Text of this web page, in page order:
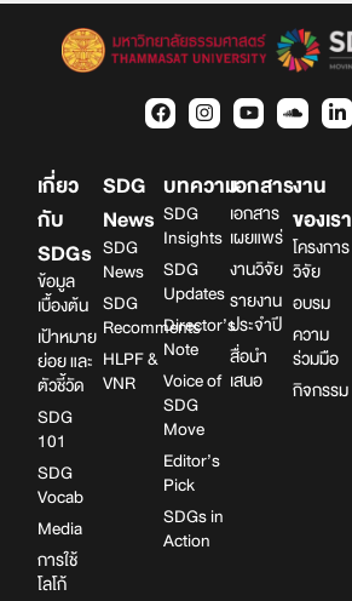
เกี่ยว
กับ
SDGs
ข้อมูล
เบื้องต้น
เป้าหมาย
ย่อย และ
ตัวชี้วัด
SDG
101
SDG
Vocab
Media
การใช้
โลโก้
SDG
News
SDG
News
SDG
Recomments
HLPF &
VNR
บทความ
SDG
Insights
SDG
Updates
Director’s
Note
Voice of
SDG
Move
Editor’s
Pick
SDGs in
Action
เอกสาร
เอกสาร
เผยแพร่
งานวิจัย
รายงาน
ประจำปี
สื่อนำ
เสนอ
งาน
ของเรา
โครงการ
วิจัย
อบรม
ความ
ร่วมมือ
กิจกรรม